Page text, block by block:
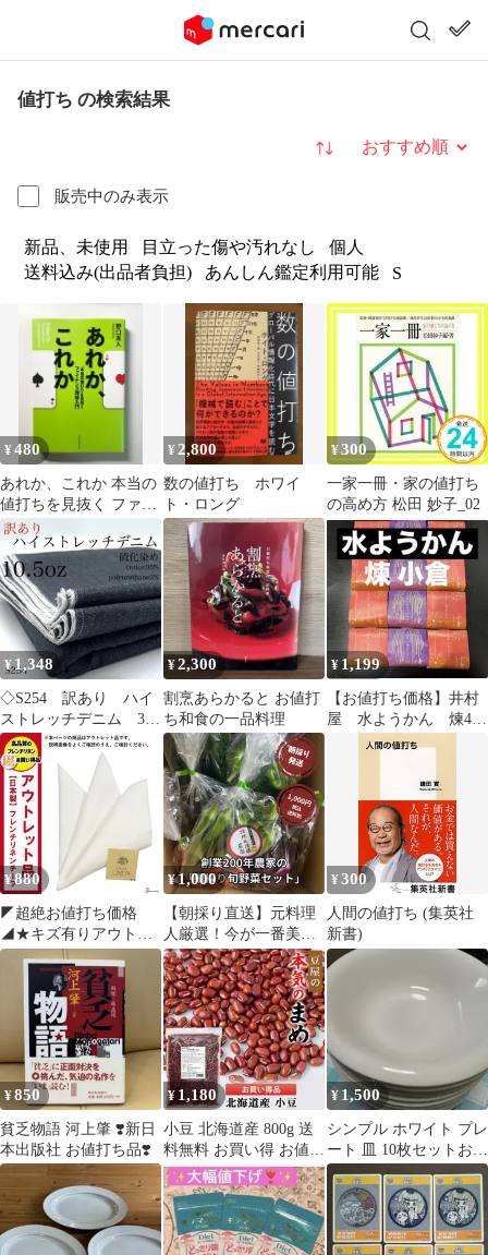
値打ち の検索結果
販売中のみ表示
並び替え
新品、未使用 目立った傷や汚れなし
個人
送料込み(出品者負担)
あんしん鑑定利用可能 S
¥480
あれか、これか 本当の
値打ちを見抜く ファイ
ナンス
¥ 2,800
数の値打ち ホワイ
ト・ロング
¥300
一家一冊・家の値打ち
の高め方 松田 妙子_02
¥1,348
◇S254 訳あり ハイ
ストレッチデニム 3
ｍ 硫化染め 綿混
生地 無地 お得 お
値打ち 特価 カサデ
パーノ 生地の家
¥2,300
割烹あらかると お値打
ち和食の一品料理
¥ 1,199
【お値打ち価格】井村
屋 水ようかん 煉4
個 小倉8個 合計１２
¥880
◤超絶お値打ち価格
◢★キズ有りアウトレ
ット品★極上素材フレ
ンチリネンチーフが超
お買い得！天然素材の
風合いがよく、1枚でこ
なれ感が演出できる優
れもの。チーフ初心者
さんにもおすすめです♪
ぜひこの機会にお試し
ください(*^_^*)どんな
ネクタイとも相性抜群
ですよ！
¥1,000
【朝採り直送】元料理
人厳選！今が一番美味
しい旬野菜お楽しみ箱
（80サイズ）1,000円お
値打ち価格
¥300
人間の値打ち (集英社
新書)
¥850
貧乏物語 河上肇 ❣️新日
本出版社 お値打ち品❣️
¥1,180
小豆 北海道産 800g 送
料無料 お買い得 お値打
ち 徳用 国産
¥1,500
シンプル ホワイト プレ
ート 皿 10枚セットお値
下げお値打ちです